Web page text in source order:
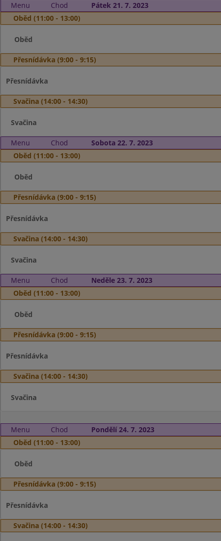
Menu Chod
Pátek 21. 7. 2023
Oběd (11:00 - 13:00)
Oběd
Přesnídávka (9:00 - 9:15)
Přesnídávka
Svačina (14:00 - 14:30)
Svačina
Menu Chod
Sobota 22. 7. 2023
Oběd (11:00 - 13:00)
Oběd
Přesnídávka (9:00 - 9:15)
Přesnídávka
Svačina (14:00 - 14:30)
Svačina
Menu Chod
Neděle 23. 7. 2023
Oběd (11:00 - 13:00)
Oběd
Přesnídávka (9:00 - 9:15)
Přesnídávka
Svačina (14:00 - 14:30)
Svačina
Menu Chod
Pondělí 24. 7. 2023
Oběd (11:00 - 13:00)
Oběd
Přesnídávka (9:00 - 9:15)
Přesnídávka
Svačina (14:00 - 14:30)